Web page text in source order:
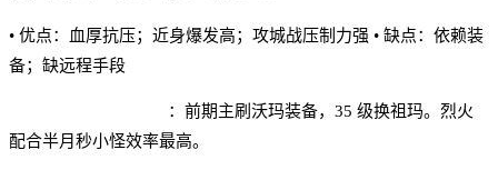
• 优点：血厚抗压；近身爆发高；攻城战压制力强 • 缺点：依赖装
备；缺远程手段
：前期主刷沃玛装备，35 级换祖玛。烈火
配合半月秒小怪效率最高。